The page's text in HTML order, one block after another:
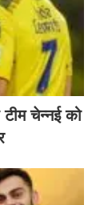
चेन्नई को